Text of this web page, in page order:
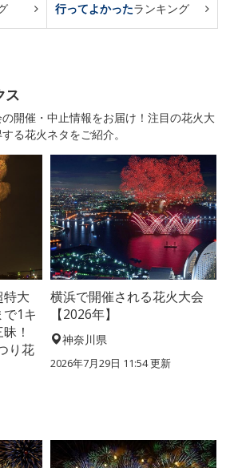
行ってよかったランキング
ス
開催・中止情報をお届け！注目の花火大
る花火ネタをご紹介。
特大
1キ
！
り花
横浜で開催される花火大会
【2026年】
神奈川県
2026年7月29日 11:54 更新